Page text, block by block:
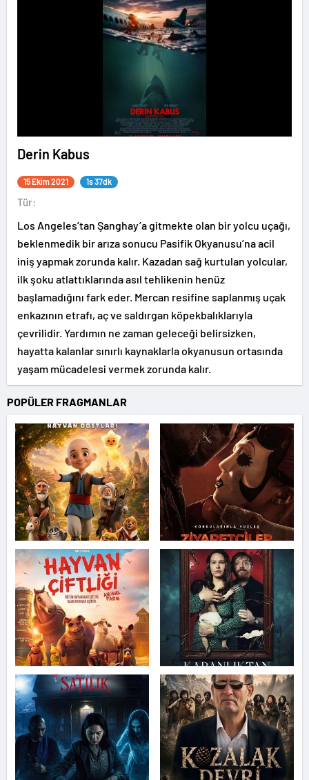
Derin Kabus
15 Ekim 2021 1s 37dk
Tür:
Los Angeles’tan Şanghay’a gitmekte olan bir yolcu uçağı,
beklenmedik bir arıza sonucu Pasifik Okyanusu’na acil
iniş yapmak zorunda kalır. Kazadan sağ kurtulan yolcular,
ilk şoku atlattıklarında asıl tehlikenin henüz
başlamadığını fark eder. Mercan resifine saplanmış uçak
enkazının etrafı, aç ve saldırgan köpekbalıklarıyla
çevrilidir. Yardımın ne zaman geleceği belirsizken,
hayatta kalanlar sınırlı kaynaklarla okyanusun ortasında
yaşam mücadelesi vermek zorunda kalır.
POPÜLER FRAGMANLAR